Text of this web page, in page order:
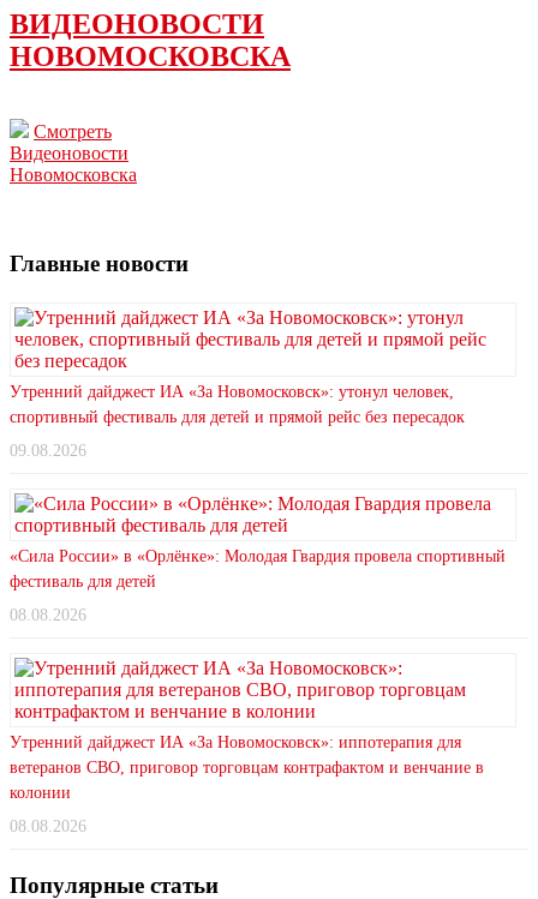
ВИДЕОНОВОСТИ
НОВОМОСКОВСКА
Смотреть
Видеоновости
Новомосковска
Главные новости
Утренний дайджест ИА «За Новомосковск»: утонул человек,
спортивный фестиваль для детей и прямой рейс без пересадок
09.08.2026
«Сила России» в «Орлёнке»: Молодая Гвардия провела спортивный
фестиваль для детей
08.08.2026
Утренний дайджест ИА «За Новомосковск»: иппотерапия для
ветеранов СВО, приговор торговцам контрафактом и венчание в
колонии
08.08.2026
Популярные статьи